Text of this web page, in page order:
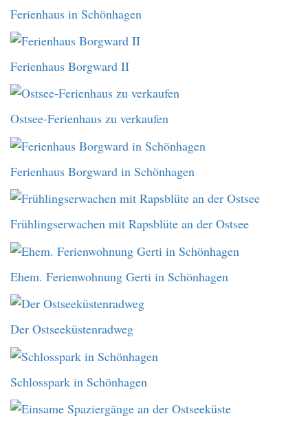
Ferienhaus in Schönhagen
Ferienhaus Borgward II
Ostsee-Ferienhaus zu verkaufen
Ferienhaus Borgward in Schönhagen
Frühlingserwachen mit Rapsblüte an der Ostsee
Ehem. Ferienwohnung Gerti in Schönhagen
Der Ostseeküstenradweg
Schlosspark in Schönhagen